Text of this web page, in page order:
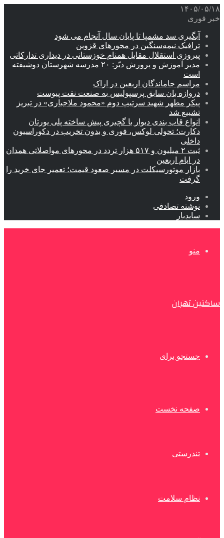
۱۴۰۵/۰۵/۱۸
خبر فوری
آبگیری سد مشمپا تا پایان سال آنجام می شود
ترافیک نیمه‌سنگین در محورهای قزوین
پیروزی استقلال مقابل همنام خوزستانی در دیداری تدارکاتی
مدیر آموزش و پرورش دیّر: ۲۰ مدرسه شهرستان دوشیفته
است
مراسم جاماندگان اربعین در اراک
دروازه بان سابق پرسپولیس به صنعت نفت پیوست
پیکر مطهر شهید سرتیپ دوم «محمود ملاجباری» در تبریز
تشییع شد
انواع قاب بندی دیوار با گچبری پیش ساخته پلی یورتان
دکارت؛ تحولی لوکس، فوری و بدون تخریب در دکوراسیون
داخلی
ثبت ۲ میلیون و ۵۱۷ هزار تردد در محورهای مواصلاتی همدان
در ایام اربعین
بازار موتورسیکلت در مسیر صعود قیمت؛ تعمیر جای خرید را
گرفت
ورود
نوشته تصادفی
سایدبار
منو
ساکنین تهران
جستجو برای
صفحه نخست
تندرستی
نظام سلامت